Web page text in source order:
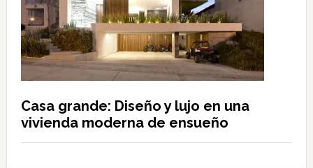
Casa grande: Diseño y lujo en una
vivienda moderna de ensueño